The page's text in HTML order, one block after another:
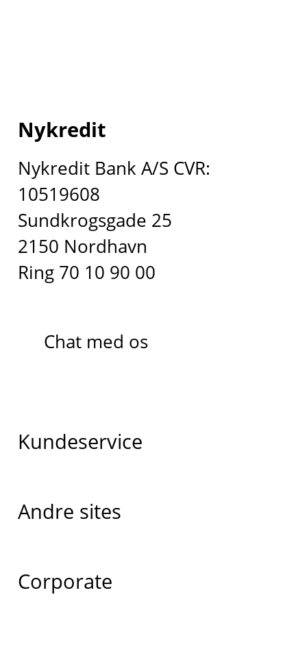
Nykredit
Nykredit Bank A/S CVR:
10519608
Sundkrogsgade 25
2150 Nordhavn
Ring 70 10 90 00
Chat med os
Kundeservice
Andre sites
Corporate